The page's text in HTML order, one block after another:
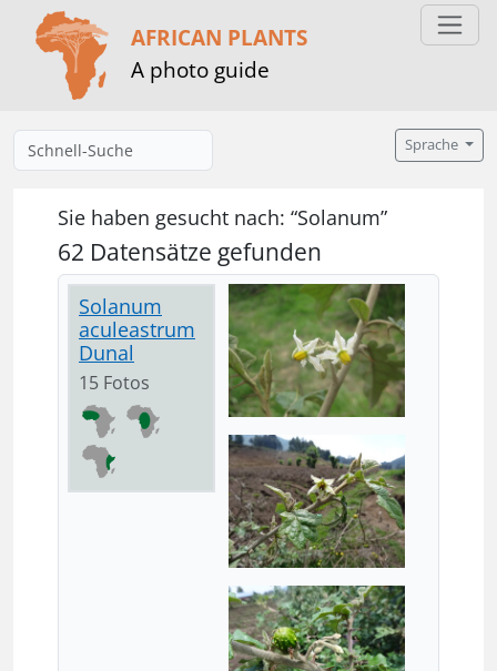
AFRICAN PLANTS
A photo guide
Sprache
Sie haben gesucht nach: “Solanum”
62 Datensätze gefunden
Solanum
aculeastrum
Dunal
15 Fotos